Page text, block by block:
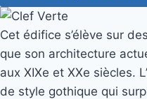
Cet édifice s’élève sur
que son architecture
aux XIXe et XXe siècles.
de style gothique qui